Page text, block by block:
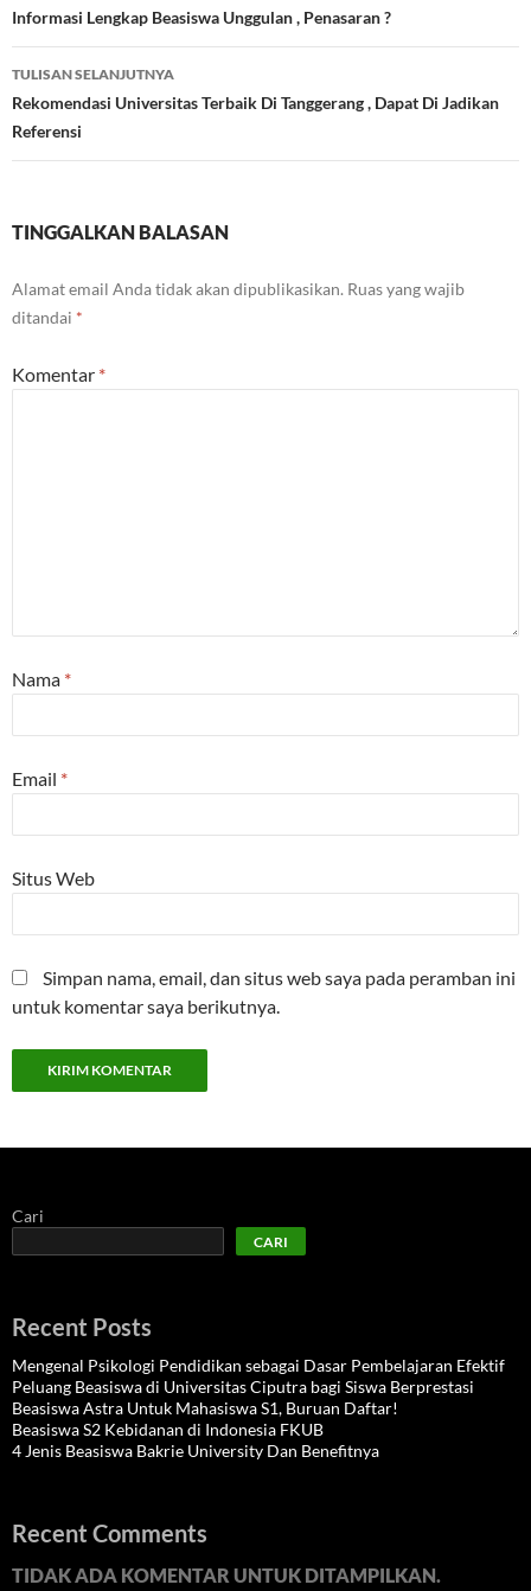
Tulisan
Informasi Lengkap Beasiswa Unggulan , Penasaran ?
TULISAN SELANJUTNYA
Rekomendasi Universitas Terbaik Di Tanggerang , Dapat Di Jadikan
Referensi
TINGGALKAN BALASAN
Alamat email Anda tidak akan dipublikasikan. Ruas yang wajib
ditandai *
Komentar *
Nama *
Email *
Situs Web
Simpan nama, email, dan situs web saya pada peramban ini
untuk komentar saya berikutnya.
Cari
CARI
Recent Posts
Mengenal Psikologi Pendidikan sebagai Dasar Pembelajaran Efektif
Peluang Beasiswa di Universitas Ciputra bagi Siswa Berprestasi
Beasiswa Astra Untuk Mahasiswa S1, Buruan Daftar!
Beasiswa S2 Kebidanan di Indonesia FKUB
4 Jenis Beasiswa Bakrie University Dan Benefitnya
Recent Comments
TIDAK ADA KOMENTAR UNTUK DITAMPILKAN.